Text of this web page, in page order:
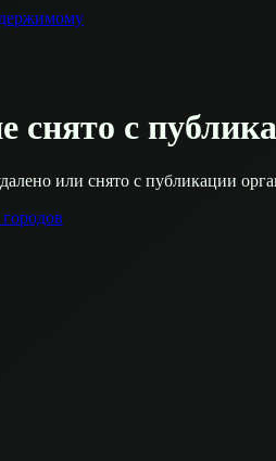
снято с
или снято с публикации